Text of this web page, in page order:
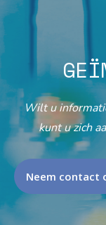
Wilt u
kunt u zich
Neem contact